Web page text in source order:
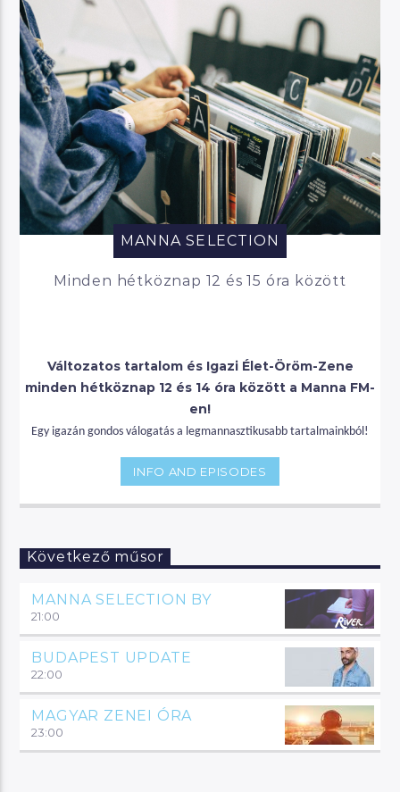
MANNA SELECTION
Minden hétköznap 12 és 15 óra között
Változatos tartalom és Igazi Élet-Öröm-Zene
minden hétköznap 12 és 14 óra között a Manna FM-
en!
Egy igazán gondos válogatás a legmannasztikusabb tartalmainkból!
INFO AND EPISODES
Következő műsor
MANNA SELECTION BY
21:00
BUDAPEST UPDATE
22:00
MAGYAR ZENEI ÓRA
23:00